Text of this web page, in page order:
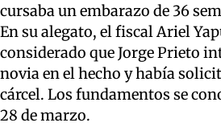
cursaba un embarazo de 36
En su alegato, el fiscal Ariel
considerado que Jorge Prieto
novia en el hecho y había
cárcel. Los fundamentos se
28 de marzo.